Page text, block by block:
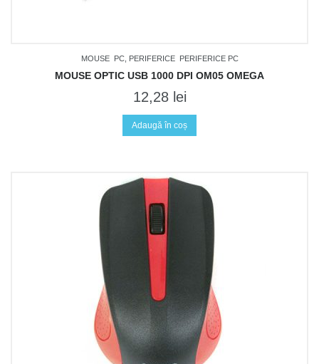
MOUSE PC, PERIFERICE PERIFERICE PC
MOUSE OPTIC USB 1000 DPI OM05 OMEGA
12,28 lei
Adaugă în coș